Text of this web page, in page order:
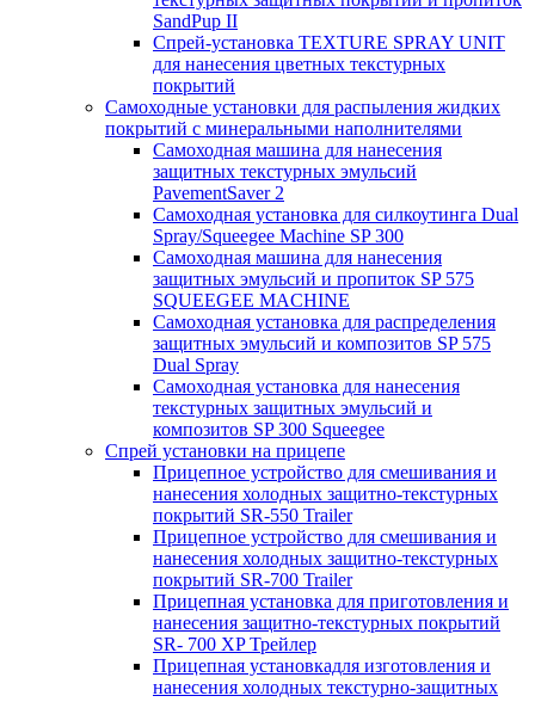
SandPup II
Спрей-установка TEXTURE SPRAY UNIT
для нанесения цветных текстурных
покрытий
Самоходные установки для распыления жидких
покрытий с минеральными наполнителями
Самоходная машина для нанесения
защитных текстурных эмульсий
PavementSaver 2
Самоходная установка для силкоутинга Dual
Spray/Squeegee Machine SP 300
Самоходная машина для нанесения
защитных эмульсий и пропиток SP 575
SQUEEGEE MACHINE
Самоходная установка для распределения
защитных эмульсий и композитов SP 575
Dual Spray
Самоходная установка для нанесения
текстурных защитных эмульсий и
композитов SP 300 Squeegee
Спрей установки на прицепе
Прицепное устройство для смешивания и
нанесения холодных защитно-текстурных
покрытий SR-550 Trailer
Прицепное устройство для смешивания и
нанесения холодных защитно-текстурных
покрытий SR-700 Trailer
Прицепная установка для приготовления и
нанесения защитно-текстурных покрытий
SR- 700 XP Трейлер
Прицепная установкадля изготовления и
нанесения холодных текстурно-защитных